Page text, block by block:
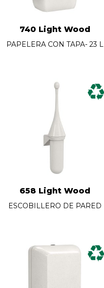
740 Light Wood
PAPELERA CON TAPA- 23 L
658 Light Wood
ESCOBILLERO DE PARED